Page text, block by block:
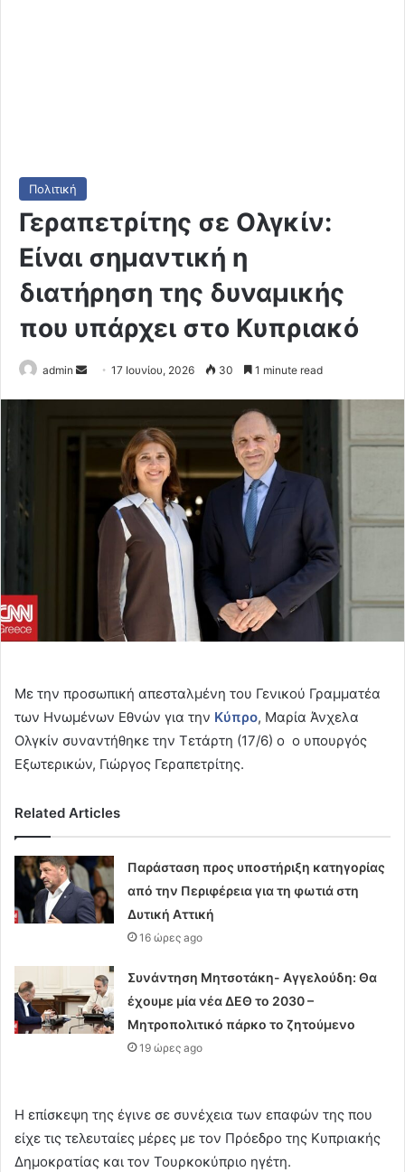
Πολιτική
Γεραπετρίτης σε Ολγκίν:
Είναι σημαντική η
διατήρηση της δυναμικής
που υπάρχει στο Κυπριακό
admin
Send17 Ιουνίου, 2026 30 1 minute read
Mε την προσωπική απεσταλμένη του Γενικού Γραμματέα
των Ηνωμένων Εθνών για την Κύπρο, Μαρία Άνχελα
Ολγκίν συναντήθηκε την Τετάρτη (17/6) ο ο υπουργός
Εξωτερικών, Γιώργος Γεραπετρίτης.
Related Articles
Παράσταση προς υποστήριξη κατηγορίας
από την Περιφέρεια για τη φωτιά στη
Δυτική Αττική
16 ώρες ago
Συνάντηση Μητσοτάκη- Αγγελούδη: Θα
έχουμε μία νέα ΔΕΘ το 2030 –
Μητροπολιτικό πάρκο το ζητούμενο
19 ώρες ago
Η επίσκεψη της έγινε σε συνέχεια των επαφών της που
είχε τις τελευταίες μέρες με τον Πρόεδρο της Κυπριακής
Δημοκρατίας και τον Τουρκοκύπριο ηγέτη.